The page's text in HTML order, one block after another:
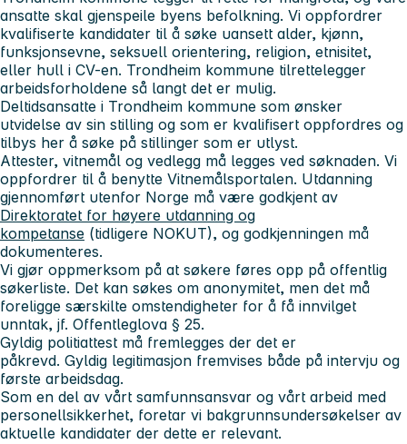
ansatte skal gjenspeile byens befolkning. Vi oppfordrer
kvalifiserte kandidater til å søke uansett alder, kjønn,
funksjonsevne, seksuell orientering, religion, etnisitet,
eller hull i CV-en. Trondheim kommune tilrettelegger
arbeidsforholdene så langt det er mulig.
Deltidsansatte i Trondheim kommune som ønsker
utvidelse av sin stilling og som er kvalifisert oppfordres og
tilbys her å søke på stillinger som er utlyst.
Attester, vitnemål og vedlegg må legges ved søknaden. Vi
oppfordrer til å benytte Vitnemålsportalen. Utdanning
gjennomført utenfor Norge må være godkjent av
Direktoratet for høyere utdanning og
kompetanse (tidligere NOKUT), og godkjenningen må
dokumenteres.
Vi gjør oppmerksom på at søkere føres opp på offentlig
søkerliste. Det kan søkes om anonymitet, men det må
foreligge særskilte omstendigheter for å få innvilget
unntak, jf. Offentleglova § 25.
Gyldig politiattest må fremlegges der det er
påkrevd. Gyldig legitimasjon fremvises både på intervju og
første arbeidsdag.
Som en del av vårt samfunnsansvar og vårt arbeid med
personellsikkerhet, foretar vi bakgrunnsundersøkelser av
aktuelle kandidater der dette er relevant.